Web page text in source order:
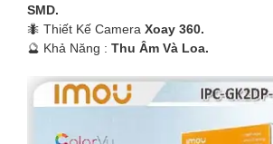
SMD.
🐜 Thiết Kế Camera Xoay 360.
️🔮 Khả Năng : Thu Âm Và Loa.